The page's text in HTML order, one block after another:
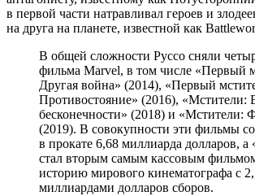
в первой части натравливал героев и
на друга на планете, известной как
В общей сложности Руссо сняли
фильма Marvel, в том числе «Первый
Другая война» (2014), «Первый
Противостояние» (2016), «Мстители:
бесконечности» (2018) и «Мстители:
(2019). В совокупности эти фильмы
в прокате 6,68 миллиарда долларов,
стал вторым самым кассовым
историю мирового кинематографа с
миллиардами долларов сборов.